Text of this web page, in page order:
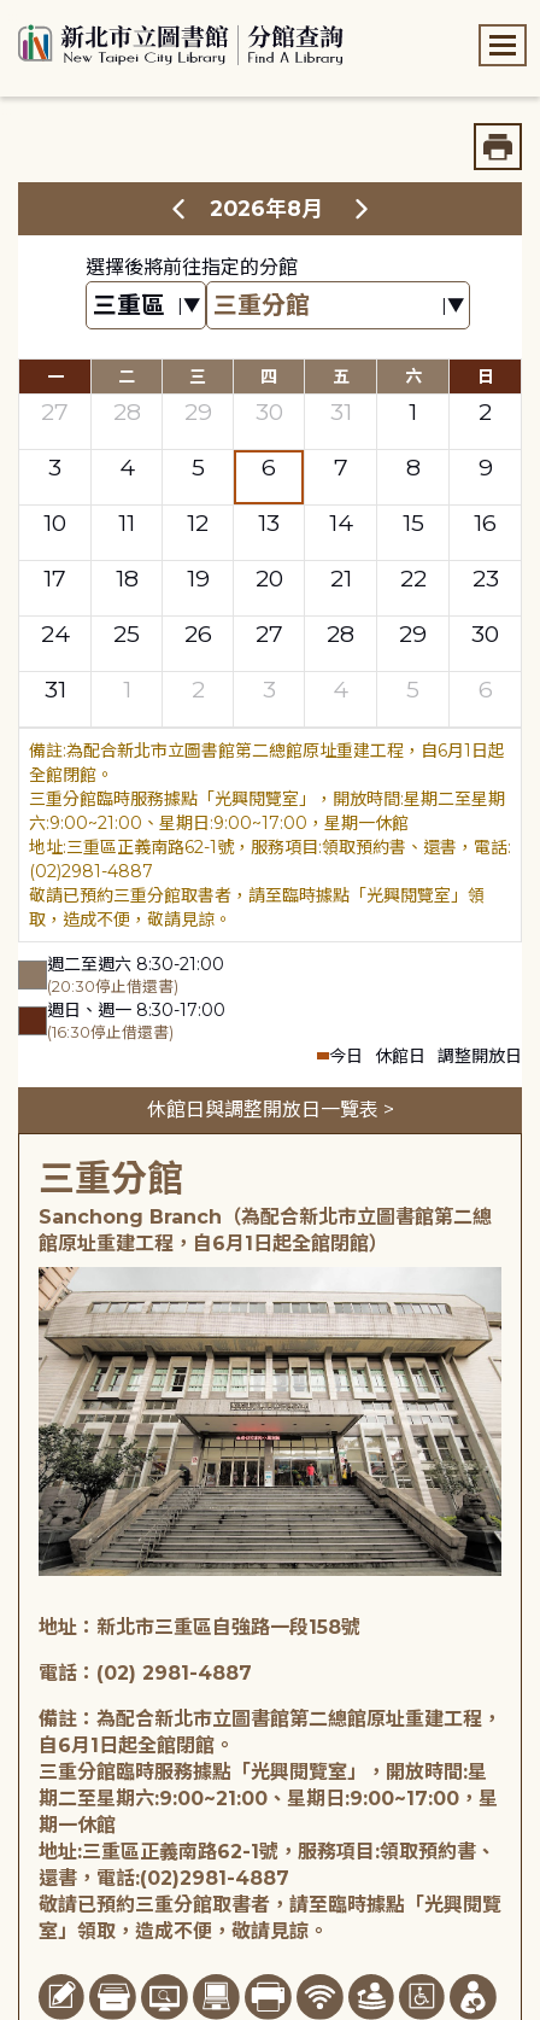
2026年8月
選擇後將前往指定的分館
一 二 三 四 五 六 日
27 28 29 30 31 1
2
3
4 5 6 7 8
9
10
11 12 13 14 15
16
17
18 19 20 21 22
23
24
25 26 27 28 29
30
31
1 2 3 4 5 6
為配合新北市立圖書館第二總館原址重建工程，自6月1日起
全館閉館。
三重分館臨時服務據點「光興閱覽室」，開放時間:星期二至星期
六:9:00~21:00、星期日:9:00~17:00，星期一休館
地址:三重區正義南路62-1號，服務項目:領取預約書、還書，電話:
(02)2981-4887
敬請已預約三重分館取書者，請至臨時據點「光興閱覽室」領
取，造成不便，敬請見諒。
週二至週六 8:30-21:00
(20:30停止借還書)
週日、週一 8:30-17:00
(16:30停止借還書)
今日 休館日 調整開放日
休館日與調整開放日一覽表 >
三重分館
Sanchong Branch（為配合新北市立圖書館第二總
館原址重建工程，自6月1日起全館閉館）
地址：新北市三重區自強路一段158號
電話：(02) 2981-4887
備註：為配合新北市立圖書館第二總館原址重建工程，
自6月1日起全館閉館。
三重分館臨時服務據點「光興閱覽室」，開放時間:星
期二至星期六:9:00~21:00、星期日:9:00~17:00，星
期一休館
地址:三重區正義南路62-1號，服務項目:領取預約書、
還書，電話:(02)2981-4887
敬請已預約三重分館取書者，請至臨時據點「光興閱覽
室」領取，造成不便，敬請見諒。